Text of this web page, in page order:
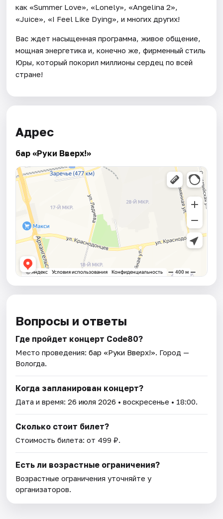
как «Summer Love», «Lonely», «Angelina 2»,
«Juice», «I Feel Like Dying», и многих других!
Вас ждет насыщенная программа, живое общение,
мощная энергетика и, конечно же, фирменный стиль
Юры, который покорил миллионы сердец по всей
стране!
Адрес
бар «Руки Вверх!»
Вопросы и ответы
Где пройдет концерт Code80?
Место проведения:бар «Руки Вверх!». Город —
Вологда.
Когда запланирован концерт?
Дата и время:26 июля 2026 • воскресенье • 18:00.
Сколько стоит билет?
Стоимость билета: от 499 ₽.
Есть ли возрастные ограничения?
Возрастные ограничения уточняйте у
организаторов.